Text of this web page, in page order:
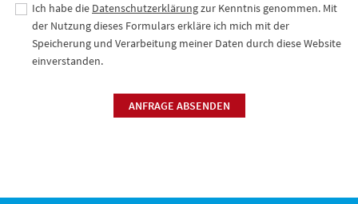
Ich habe die Datenschutzerklärungzur Kenntnis genommen. Mit
der Nutzung dieses Formulars erkläre ich mich mit der
Speicherung und Verarbeitung meiner Daten durch diese Website
einverstanden.
ANFRAGE ABSENDEN